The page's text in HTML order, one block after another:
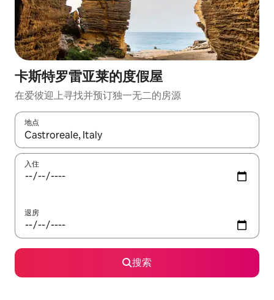
卡斯特罗雷亚莱的度假屋
在爱彼迎上寻找并预订独一无二的房源
地点
如有搜索结果，请使用上下方向键查看，或通过点击或滑动手势
入住
退房
搜索